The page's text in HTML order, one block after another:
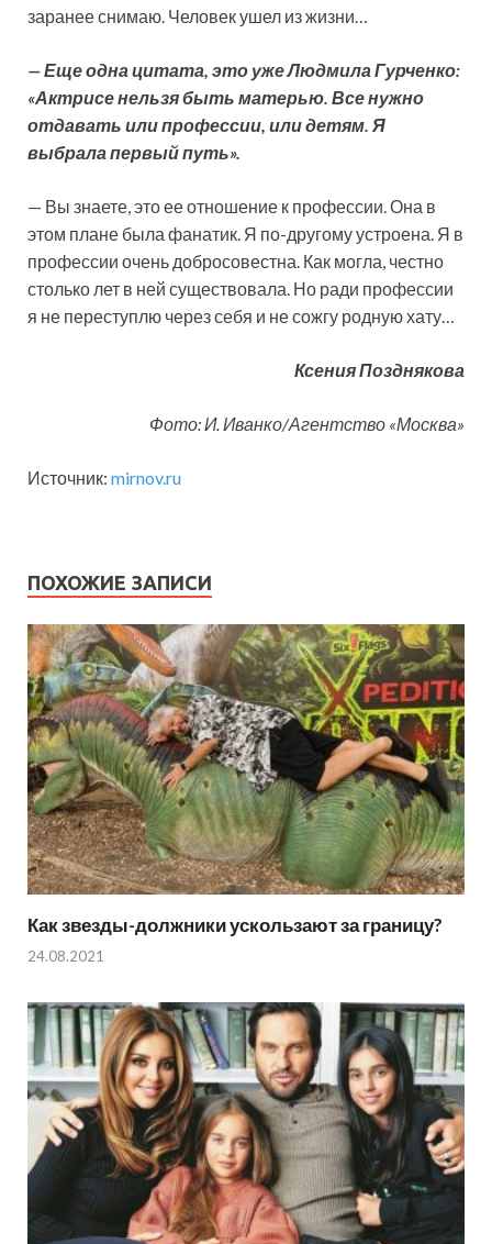
заранее снимаю. Человек ушел из жизни…
— Еще одна цитата, это уже Людмила Гурченко:
«Актрисе нельзя быть матерью. Все нужно
отдавать или профессии, или детям. Я
выбрала первый путь».
— Вы знаете, это ее отношение к профессии. Она в
этом плане была фанатик. Я по-другому устроена. Я в
профессии очень добросовестна. Как могла, честно
столько лет в ней существовала. Но ради профессии
я не переступлю через себя и не сожгу родную хату…
Ксения Позднякова
Фото: И. Иванко/Агентство «Москва»
Источник: mirnov.ru
ПОХОЖИЕ ЗАПИСИ
Как звезды-должники ускользают за границу?
24.08.2021